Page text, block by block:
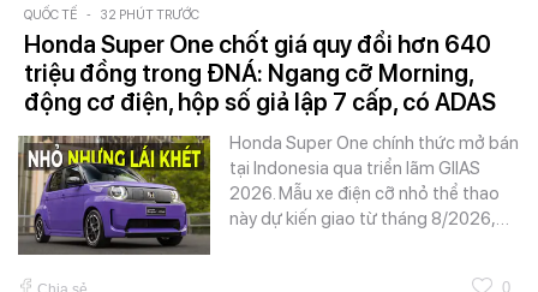
QUỐC TẾ - 32 PHÚT TRƯỚC
Honda Super One chốt giá quy đổi hơn 640
triệu đồng trong ĐNÁ: Ngang cỡ Morning,
động cơ điện, hộp số giả lập 7 cấp, có ADAS
Honda Super One chính thức mở bán
tại Indonesia qua triển lãm GIIAS
2026. Mẫu xe điện cỡ nhỏ thể thao
này dự kiến giao từ tháng 8/2026,…
0